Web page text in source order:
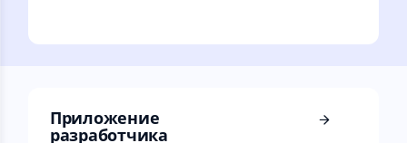
Приложение
разработчика